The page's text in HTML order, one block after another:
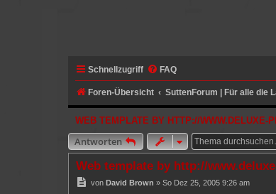
Schnellzugriff FAQ
Foren-Übersicht SuttenForum | Für alle die
WEB TEMPLATE BY HTTP://WWW.DELUXE-
Antworten
Web template by http://
Bvon David Brown » So Dez 25, 2005 9:26 am